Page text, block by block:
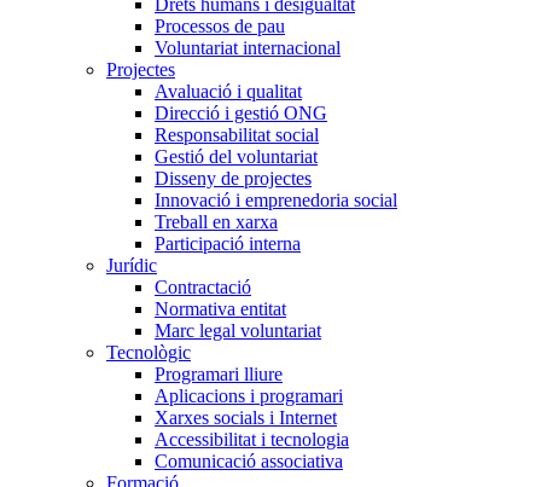
Drets humans i desigualtat
Processos de pau
Voluntariat internacional
Projectes
Avaluació i qualitat
Direcció i gestió ONG
Responsabilitat social
Gestió del voluntariat
Disseny de projectes
Innovació i emprenedoria social
Treball en xarxa
Participació interna
Jurídic
Contractació
Normativa entitat
Marc legal voluntariat
Tecnològic
Programari lliure
Aplicacions i programari
Xarxes socials i Internet
Accessibilitat i tecnologia
Comunicació associativa
Formació